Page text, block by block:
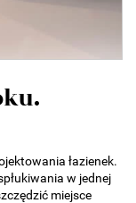
łazienek.
w jednej
miejsce